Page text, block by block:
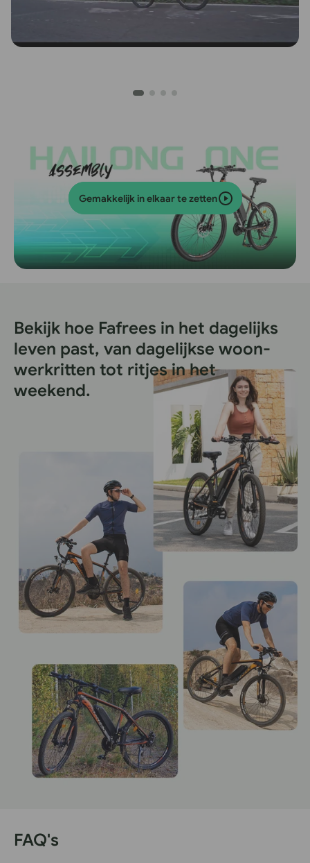
Gemakkelijk in elkaar te zetten
Bekijk hoe Fafrees in het dagelijks
leven past, van dagelijkse woon-
werkritten tot ritjes in het
weekend.
FAQ's